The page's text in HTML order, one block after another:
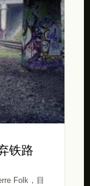
铁路
Folk，目